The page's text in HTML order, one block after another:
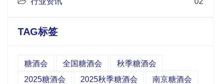
TAG标签
糖酒会 全国糖酒会
秋季糖酒会
2025糖酒会
2025秋季糖酒会
南京糖酒会